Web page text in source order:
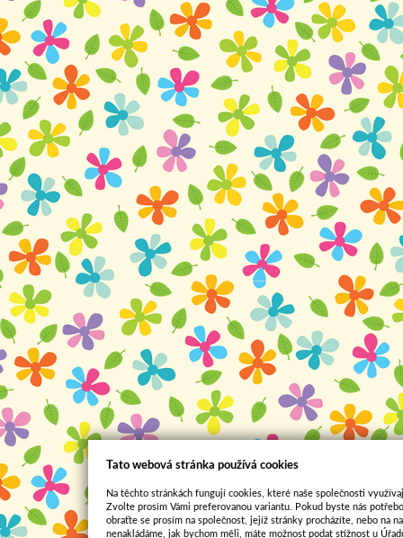
Tato webová stránka používá cookies
Na těchto stránkách fungují cookies, které naše společnosti
Zvolte prosím Vámi preferovanou variantu. Pokud byste nás
obraťte se prosím na společnost, jejíž stránky procházíte, nebo na
nenakládáme, jak bychom měli, máte možnost podat stížnost u